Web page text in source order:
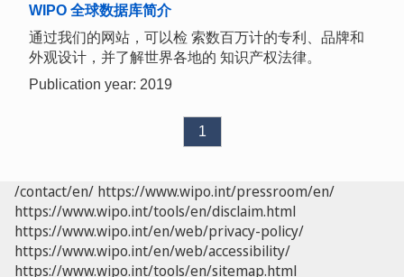
WIPO 全球数据库简介
通过我们的网站，可以检 索数百万计的专利、品牌和
外观设计，并了解世界各地的 知识产权法律。
Publication year: 2019
1
/contact/en/ https://www.wipo.int/pressroom/en/
https://www.wipo.int/tools/en/disclaim.html
https://www.wipo.int/en/web/privacy-policy/
https://www.wipo.int/en/web/accessibility/
https://www.wipo.int/tools/en/sitemap.html